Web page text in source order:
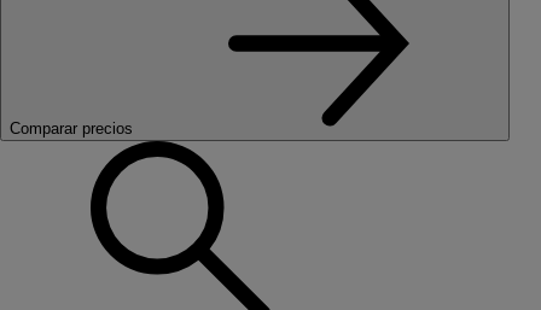
Comparar precios